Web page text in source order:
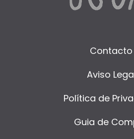
Contacto
Aviso
Política de
Guia de